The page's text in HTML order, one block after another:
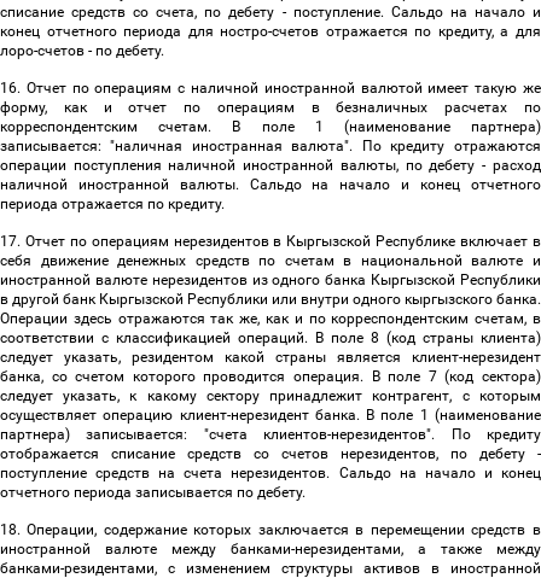
списание средств со счета, по дебету - поступление. Сальдо на начало и
конец отчетного периода для ностро-счетов отражается по кредиту, а для
лоро-счетов - по дебету.
16. Отчет по операциям с наличной иностранной валютой имеет такую же
форму, как и отчет по операциям в безналичных расчетах по
корреспондентским счетам. В поле 1 (наименование партнера)
записывается: "наличная иностранная валюта". По кредиту отражаются
операции поступления наличной иностранной валюты, по дебету - расход
наличной иностранной валюты. Сальдо на начало и конец отчетного
периода отражается по кредиту.
17. Отчет по операциям нерезидентов в Кыргызской Республике включает в
себя движение денежных средств по счетам в национальной валюте и
иностранной валюте нерезидентов из одного банка Кыргызской Республики
в другой банк Кыргызской Республики или внутри одного кыргызского банка.
Операции здесь отражаются так же, как и по корреспондентским счетам, в
соответствии с классификацией операций. В поле 8 (код страны клиента)
следует указать, резидентом какой страны является клиент-нерезидент
банка, со счетом которого проводится операция. В поле 7 (код сектора)
следует указать, к какому сектору принадлежит контрагент, с которым
осуществляет операцию клиент-нерезидент банка. В поле 1 (наименование
партнера) записывается: "счета клиентов-нерезидентов". По кредиту
отображается списание средств со счетов нерезидентов, по дебету -
поступление средств на счета нерезидентов. Сальдо на начало и конец
отчетного периода записывается по дебету.
18. Операции, содержание которых заключается в перемещении средств в
иностранной валюте между банками-нерезидентами, а также между
банками-резидентами, с изменением структуры активов в иностранной